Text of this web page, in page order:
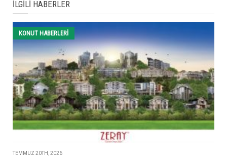
İLGILI HABERLER
KONUT HABERLERI
TEMMUZ 20TH, 2026